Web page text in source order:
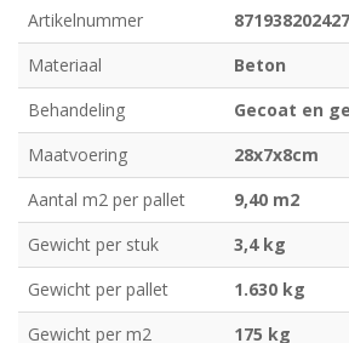
Artikelnummer
Materiaal
Beton
Behandeling
Gecoat en
Maatvoering
28x7x8cm
Aantal m2 per pallet
9,40 m2
Gewicht per stuk
3,4 kg
Gewicht per pallet
1.630 kg
Gewicht per m2
175 kg